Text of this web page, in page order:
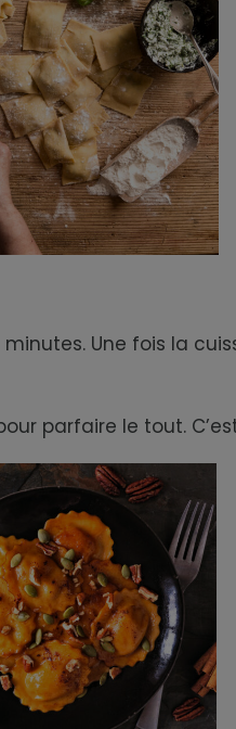
Une fois la
parfaire le tout.